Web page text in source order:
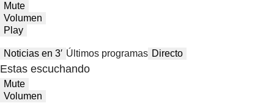
Mute
Volumen
Play
Noticias en 3′ Últimos programas Directo
Estas escuchando
Mute
Volumen